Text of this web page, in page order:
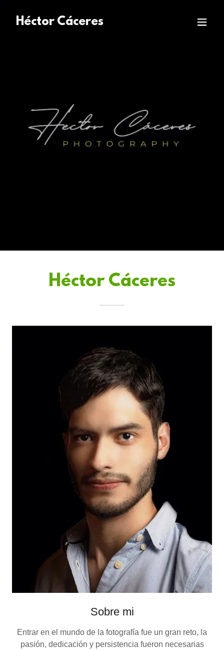
Héctor Cáceres
Héctor Cáceres
Sobre mi
Entrar en el mundo de la fotografía fue un gran reto, la
pasión, dedicación y persistencia fueron necesarias